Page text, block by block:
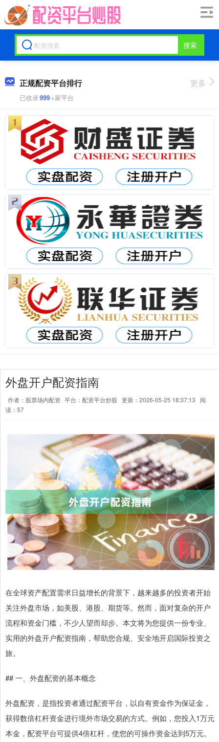
搜索
正规配资平台排行
已收录999+家平台
更多
外盘开户配资指南
作者：股票场内配资 平台：配资平台炒股 更新：2026-05-25 18:37:13
阅
读：57
在全球资产配置需求日益增长的背景下，越来越多的投资者开始
关注外盘市场，如美股、港股、期货等。然而，面对复杂的开户
流程和资金门槛，不少人望而却步。本文将为您提供一份专业、
实用的外盘开户配资指南，帮助您合规、安全地开启国际投资之
旅。
## 一、外盘配资的基本概念
外盘配资，是指投资者通过配资平台，以自有资金作为保证金，
获得数倍杠杆资金进行境外市场交易的方式。例如，您投入1万元
本金，配资平台可提供4倍杠杆，使您的可操作资金达到5万元。